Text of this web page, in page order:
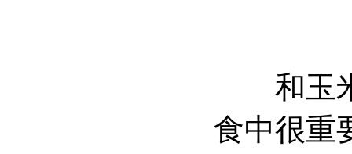
和玉米
食中很重